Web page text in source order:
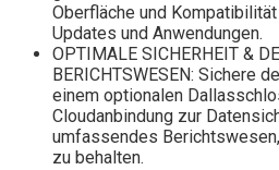
Oberfläche und
Updates und Anwendungen.
OPTIMALE SICHERHEIT &
BERICHTSWESEN: Sichere
einem optionalen
Cloudanbindung zur
umfassendes
zu behalten.